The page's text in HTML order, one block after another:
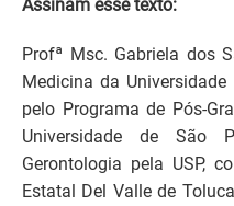
Assinam esse texto:
Profª Msc. Gabriela dos
Medicina da
pelo Programa de Pós-
Universidade de São
Gerontologia pela USP,
Estatal Del Valle de